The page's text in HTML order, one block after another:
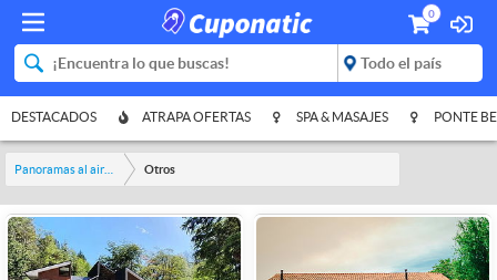
0
DESTACADOS ATRAPA OFERTAS SPA & MASAJES PONTE
Panoramas al aire libre Otros